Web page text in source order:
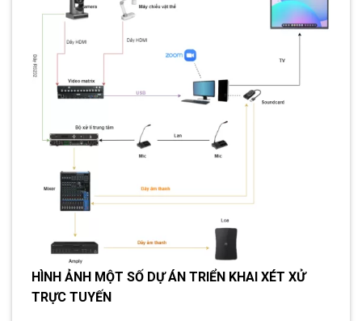
HÌNH ẢNH MỘT SỐ DỰ ÁN TRIỂN KHAI XÉT XỬ
TRỰC TUYẾN